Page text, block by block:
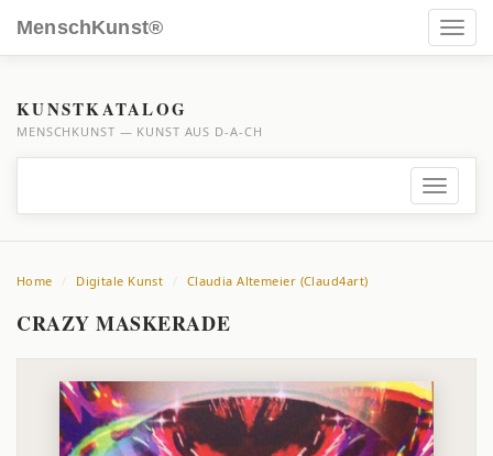
MenschKunst®
KUNSTKATALOG
MENSCHKUNST — KUNST AUS D-A-CH
Toggle
Home Digitale Kunst Claudia Altemeier (Claud4art)
CRAZY MASKERADE